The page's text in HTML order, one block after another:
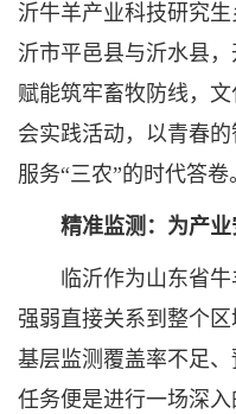
沂牛羊产业科技研究
沂市平邑县与沂水县
赋能筑牢畜牧防线，
会实践活动，以青春
服务“三农”的时代答卷
精准监测：为产
临沂作为山东省牛
强弱直接关系到整个
基层监测覆盖率不足
任务便是进行一场深